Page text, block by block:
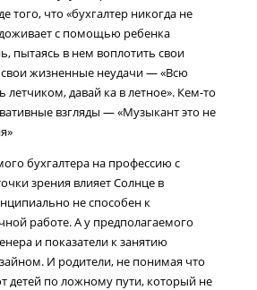
того, что «бухгалтер никогда не
доживает с помощью ребенка
пытаясь в нем воплотить свои
жизненные неудачи — «Всю
давай ка в летное». Кем-то
взгляды — «Музыкант это не
бухгалтера на профессию с
зрения влияет Солнце в
не способен к
работе. А у предполагаемого
и показатели к занятию
И родители, не понимая что
детей по ложному пути, который не